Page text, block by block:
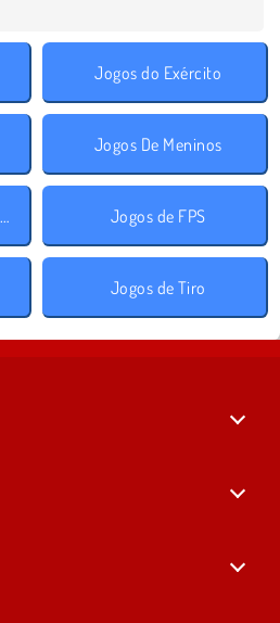
Jogos do Exército
Jogos De Meninos
Jogos de Tiro em primeira pessoa Jogos de FPS
Jogos de Tiro